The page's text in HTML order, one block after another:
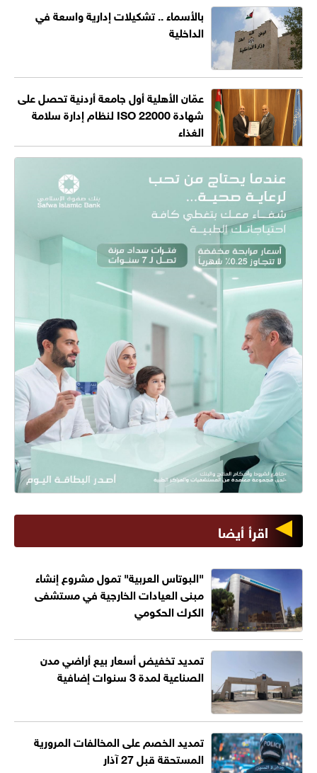
بالأسماء .. تشكيلات إدارية واسعة في
الداخلية
عمّان الأهلية أول جامعة أردنية تحصل على
شهادة ISO 22000 لنظام إدارة سلامة
الغذاء
اقرأ أيضا
"البوتاس العربية" تمول مشروع إنشاء
مبنى العيادات الخارجية في مستشفى
الكرك الحكومي
تمديد تخفيض أسعار بيع أراضي مدن
الصناعية لمدة 3 سنوات إضافية
تمديد الخصم على المخالفات المرورية
المستحقة قبل 27 آذار